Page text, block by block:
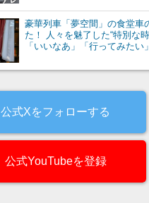
豪華列車「夢空間」の食堂車
た！ 人々を魅了した“特別な
「いいなあ」「行ってみたい
公式Xをフォローする
公式YouTubeを登録